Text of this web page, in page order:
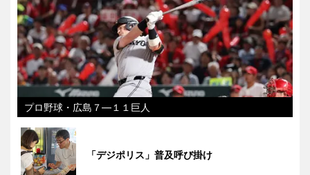
プロ野球・広島７―１１巨人
「デジポリス」普及呼び掛け